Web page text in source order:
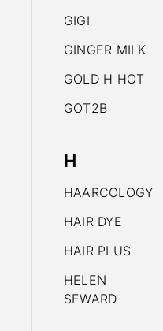
GIGI
GINGER MILK
GOLD H HOT
GOT2B
H
HAARCOLOGY
HAIR DYE
HAIR PLUS
HELEN
SEWARD